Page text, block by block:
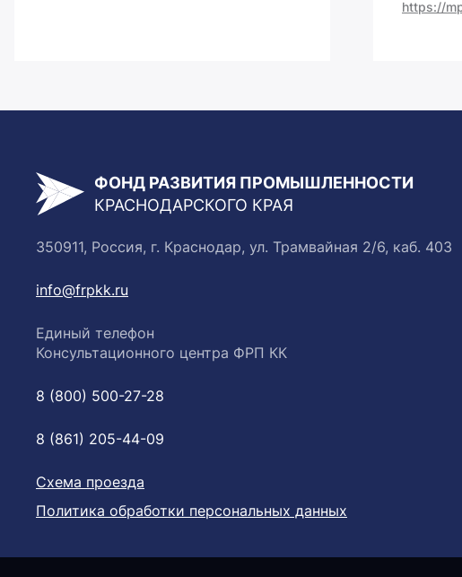
https://
ФОНД РАЗВИТИЯ ПРОМЫШЛЕННОСТИ
КРАСНОДАРСКОГО КРАЯ
350911, Россия, г. Краснодар, ул. Трамвайная 2/6, каб. 403
info@frpkk.ru
Единый телефон
Консультационного центра ФРП КК
8 (800) 500-27-28
8 (861) 205-44-09
Схема проезда
Политика обработки персональных данных